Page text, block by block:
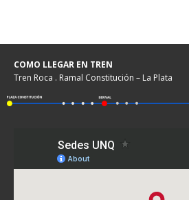
COMO LLEGAR EN TREN
Tren Roca . Ramal Constitución – La Plata